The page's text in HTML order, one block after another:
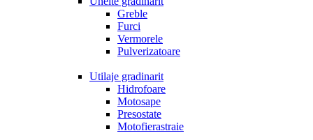
Greble
Furci
Vermorele
Pulverizatoare
Utilaje gradinarit
Hidrofoare
Motosape
Presostate
Motofierastraie